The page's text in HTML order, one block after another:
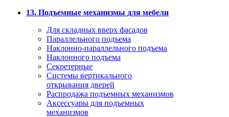
13. Подъемные механизмы для мебели
Для складных вверх фасадов
Параллельного подъема
Наклонно-параллельного подъема
Наклонного подъема
Секретерные
Системы вертикального
открывания дверей
Распродажа подъемных механизмов
Аксессуары для подъемных
механизмов